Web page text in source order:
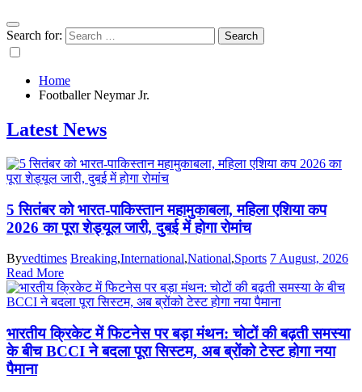
Search for:
Home
Footballer Neymar Jr.
Latest News
5 सितंबर को भारत-पाकिस्तान महामुकाबला, महिला एशिया कप
2026 का पूरा शेड्यूल जारी, दुबई में होगा रोमांच
Byvedtimes Breaking,International,National,Sports 7 August, 2026
Read More
भारतीय क्रिकेट में फिटनेस पर बड़ा मंथन: चोटों की बढ़ती समस्या
के बीच BCCI ने बदला पूरा सिस्टम, अब ब्रोंको टेस्ट होगा नया
पैमाना